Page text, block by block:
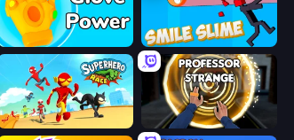
Glove Power Smile Slime
Superhero Race! Professor Strange